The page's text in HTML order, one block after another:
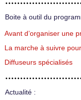
Boite à outil du
Avant d’organiser une
La marche à suivre
Diffuseurs spécialisés
Actualité :